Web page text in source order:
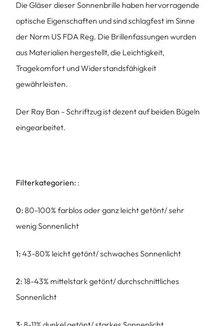
Die Gläser dieser Sonnenbrille haben hervorragende
optische Eigenschaften und sind schlagfest im Sinne
der Norm US FDA Reg. Die Brillenfassungen wurden
aus Materialien hergestellt, die Leichtigkeit,
Tragekomfort und Widerstandsfähigkeit
gewährleisten.
Der Ray Ban - Schriftzug ist dezent auf beiden Bügeln
eingearbeitet.
Filterkategorien: :
0: 80-100% farblos oder ganz leicht getönt/ sehr
wenig Sonnenlicht
1: 43-80% leicht getönt/ schwaches Sonnenlicht
2: 18-43% mittelstark getönt/ durchschnittliches
Sonnenlicht